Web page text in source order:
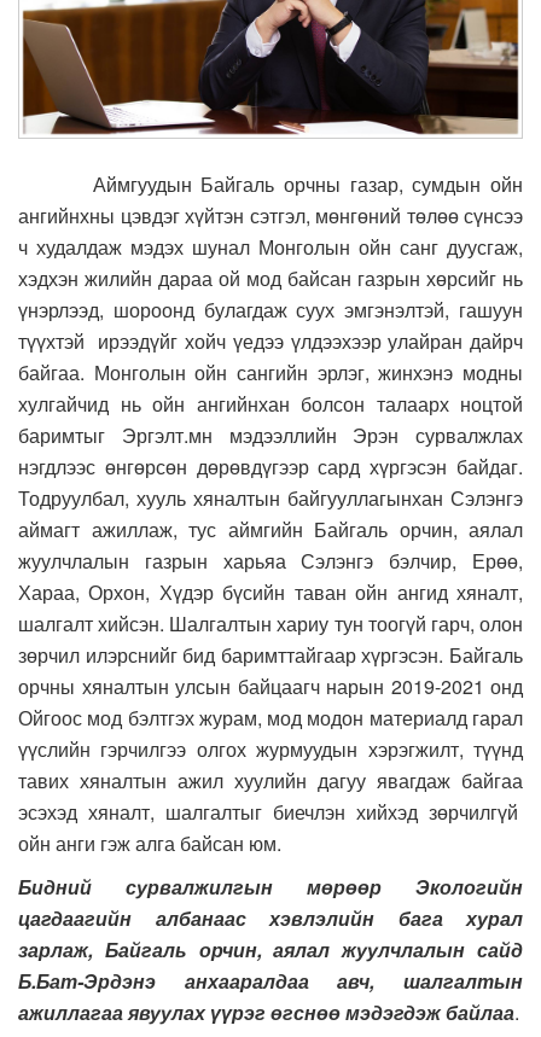
Аймгуудын Байгаль орчны газар, сумдын ойн
ангийнхны цэвдэг хүйтэн сэтгэл, мөнгөний төлөө сүнсээ
ч худалдаж мэдэх шунал Монголын ойн санг дуусгаж,
хэдхэн жилийн дараа ой мод байсан газрын хөрсийг нь
үнэрлээд, шороонд булагдаж суух эмгэнэлтэй, гашуун
түүхтэй ирээдүйг хойч үедээ үлдээхээр улайран дайрч
байгаа. Монголын ойн сангийн эрлэг, жинхэнэ модны
хулгайчид нь ойн ангийнхан болсон талаарх ноцтой
баримтыг Эргэлт.мн мэдээллийн Эрэн сурвалжлах
нэгдлээс өнгөрсөн дөрөвдүгээр сард хүргэсэн байдаг.
Тодруулбал, хууль хяналтын байгууллагынхан Сэлэнгэ
аймагт ажиллаж, тус аймгийн Байгаль орчин, аялал
жуулчлалын газрын харьяа Сэлэнгэ бэлчир, Ерөө,
Хараа, Орхон, Хүдэр бүсийн таван ойн ангид хяналт,
шалгалт хийсэн. Шалгалтын хариу тун тоогүй гарч, олон
зөрчил илэрснийг бид баримттайгаар хүргэсэн. Байгаль
орчны хяналтын улсын байцаагч нарын 2019-2021 онд
Ойгоос мод бэлтгэх журам, мод модон материалд гарал
үүслийн гэрчилгээ олгох журмуудын хэрэгжилт, түүнд
тавих хяналтын ажил хуулийн дагуу явагдаж байгаа
эсэхэд хяналт, шалгалтыг биечлэн хийхэд зөрчилгүй
ойн анги гэж алга байсан юм.
Бидний сурвалжилгын мөрөөр Экологийн
цагдаагийн албанаас хэвлэлийн бага хурал
зарлаж, Байгаль орчин, аялал жуулчлалын сайд
Б.Бат-Эрдэнэ анхааралдаа авч, шалгалтын
ажиллагаа явуулах үүрэг өгснөө мэдэгдэж байлаа.